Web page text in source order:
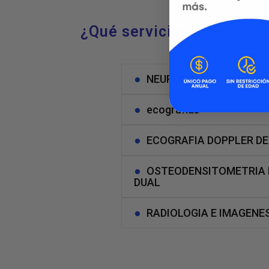
¿Qué servicios
NEUROPSICOLOGIA
ecografías
ECOGRAFIA DOPPLER
OSTEODENSITOMETRIA
DUAL
RADIOLOGIA E